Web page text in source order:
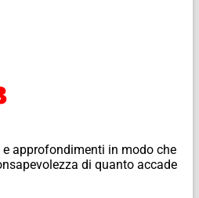
approfondimenti in modo che
di quanto accade